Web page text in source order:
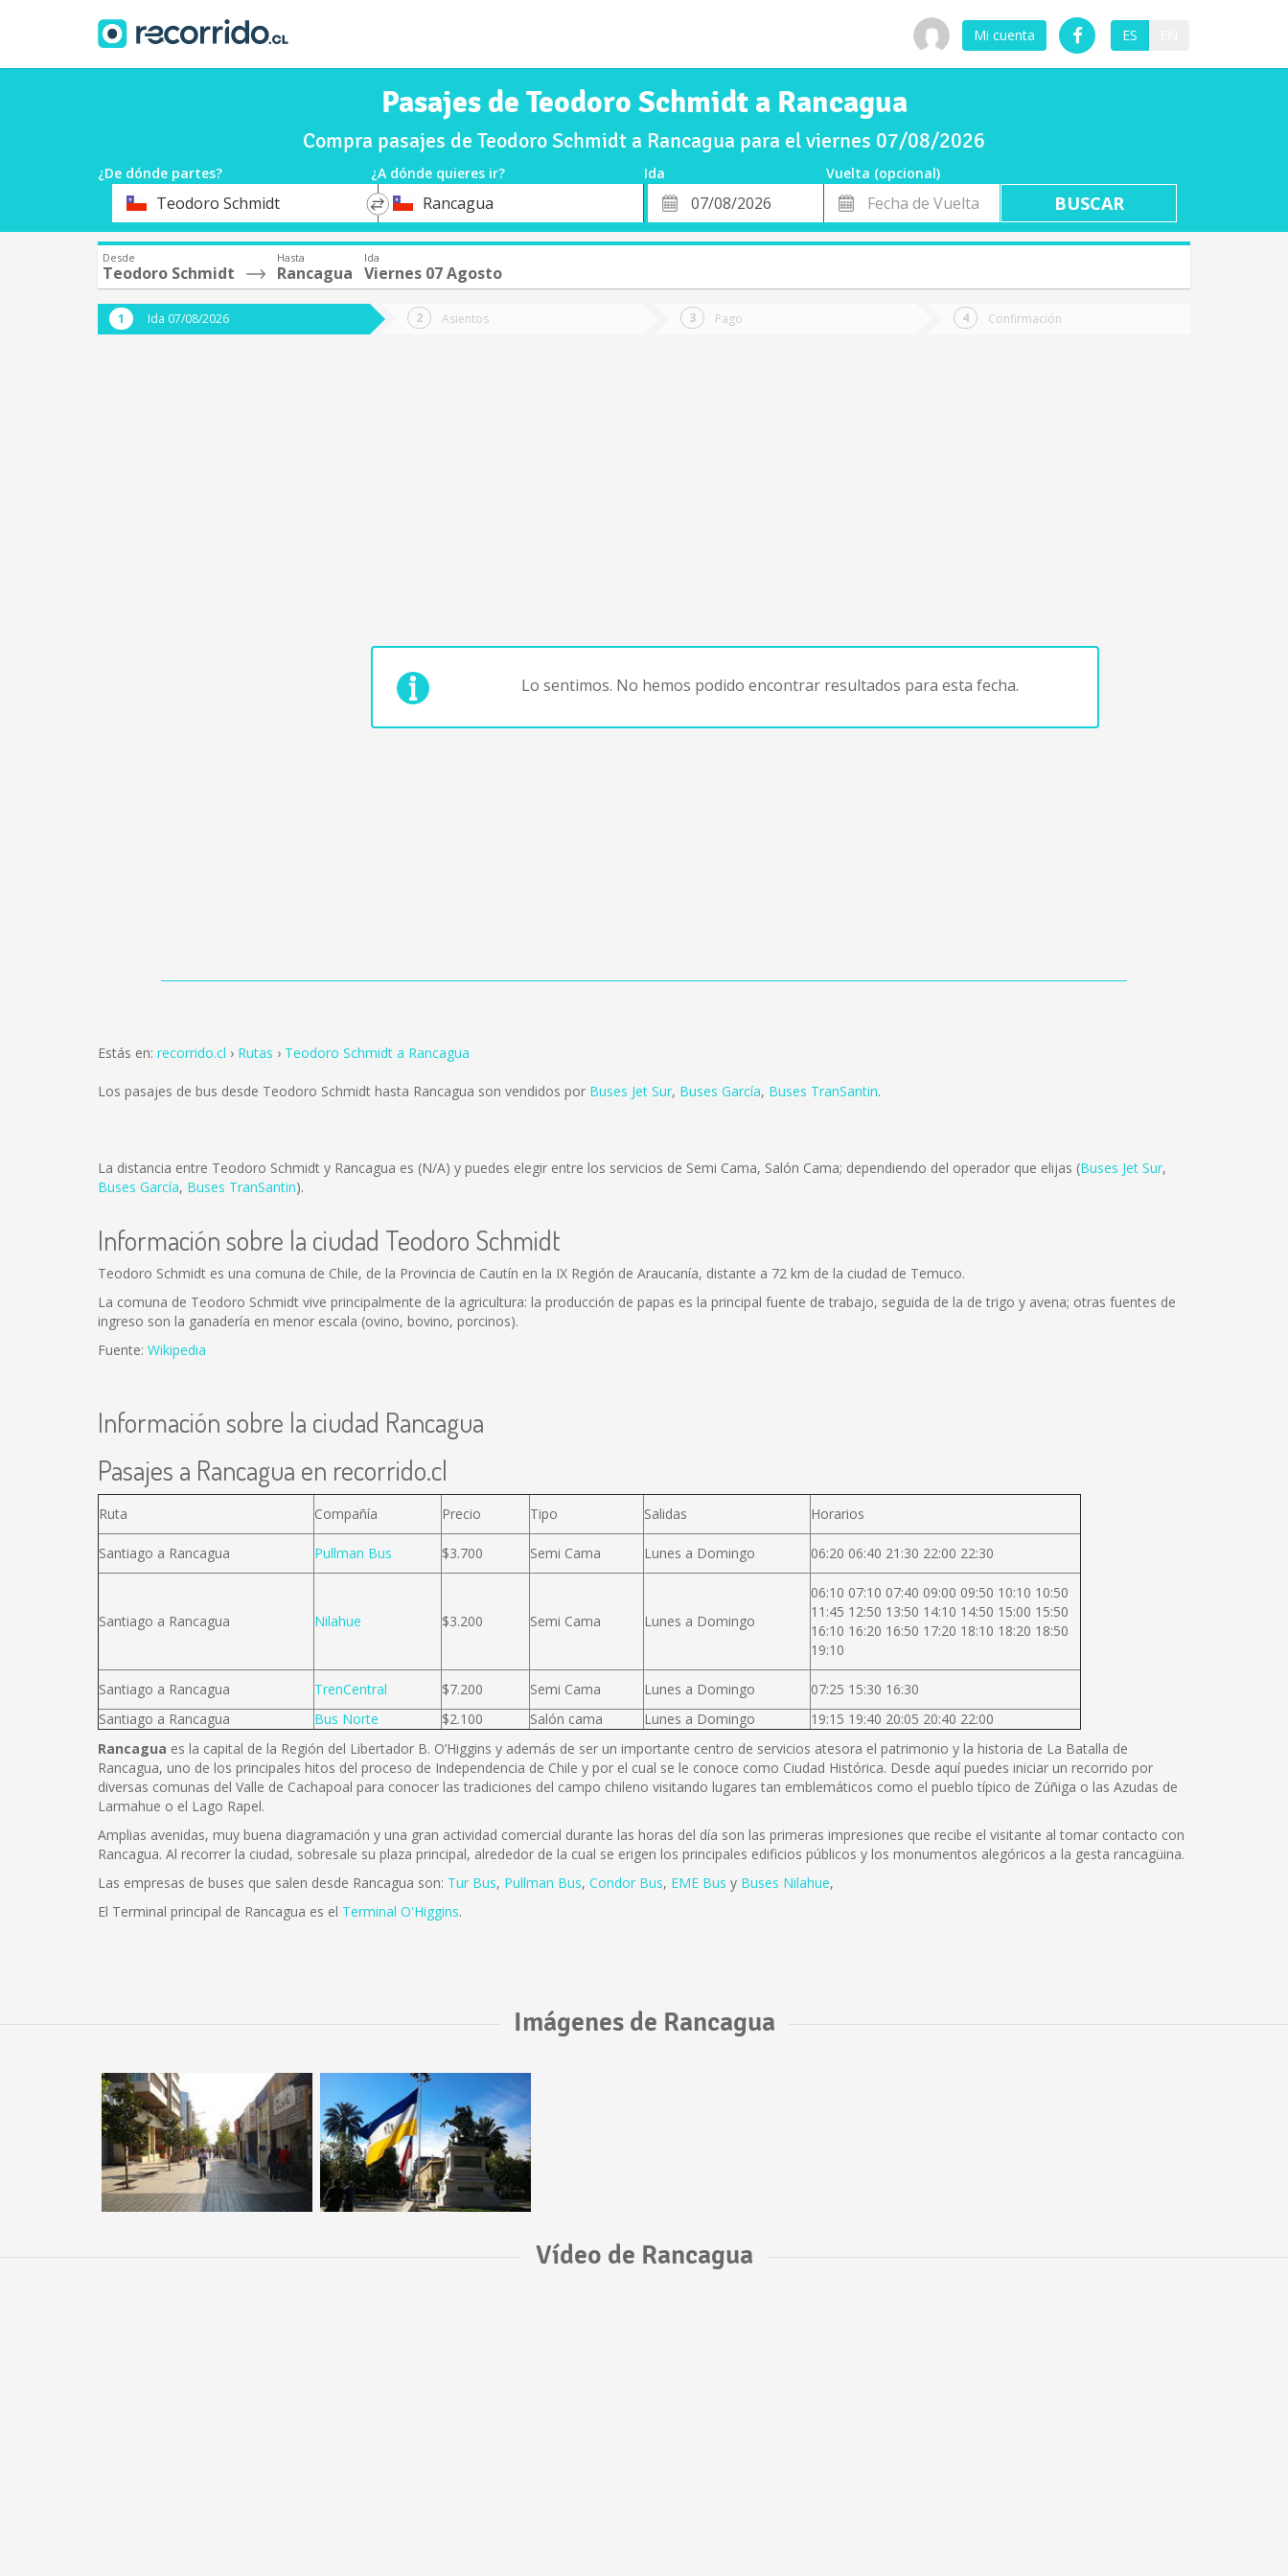
Mi cuenta ES
Pasajes de Teodoro Schmidt a Rancagua
Compra pasajes de Teodoro Schmidt a Rancagua para el viernes 07/08/2026
¿De dónde partes? ¿A dónde quieres ir? Ida
Vuelta (opcional)
Origen Teodoro Schmidt
*
DestinoRancagua
Fecha
de
Fecha
de
Vuelta
Desde
Teodoro Schmidt
Hasta
Rancagua
Ida
Viernes 07 Agosto
Ida 07/08/2026 Asientos Pago Confirmación
Lo sentimos. No hemos podido encontrar resultados para esta fecha.
Estás en: recorrido.cl Rutas Teodoro Schmidt a Rancagua
Los pasajes de bus desde Teodoro Schmidt hasta Rancagua son vendidos por Buses Jet Sur, Buses García, Buses TranSantin.
La distancia entre Teodoro Schmidt y Rancagua es (N/A) y puedes elegir entre los servicios de Semi Cama, Salón Cama; dependiendo del operador que elijas (Buses Jet Sur,
Buses García, Buses TranSantin).
Información sobre la ciudad Teodoro Schmidt
Teodoro Schmidt es una comuna de Chile, de la Provincia de Cautín en la IX Región de Araucanía, distante a 72 km de la ciudad de Temuco.
La comuna de Teodoro Schmidt vive principalmente de la agricultura: la producción de papas es la principal fuente de trabajo, seguida de la de trigo y avena; otras fuentes de
ingreso son la ganadería en menor escala (ovino, bovino, porcinos).
Fuente: Wikipedia
Información sobre la ciudad Rancagua
Pasajes a Rancagua en recorrido.cl
Ruta Compañía Precio Tipo Salidas Horarios
Santiago a Rancagua Pullman Bus $3.700 Semi Cama Lunes a Domingo 06:20 06:40 21:30 22:00 22:30
Santiago a Rancagua Nilahue $3.200 Semi Cama Lunes a Domingo
06:10 07:10 07:40 09:00 09:50 10:10 10:50
11:45 12:50 13:50 14:10 14:50 15:00 15:50
16:10 16:20 16:50 17:20 18:10 18:20 18:50
19:10
Santiago a Rancagua TrenCentral $7.200 Semi Cama Lunes a Domingo
07:25 15:30 16:30
Santiago a Rancagua
Bus Norte $2.100 Salón cama Lunes a Domingo
19:15 19:40 20:05 20:40 22:00
Rancagua es la capital de la Región del Libertador B. O’Higgins y además de ser un importante centro de servicios atesora el patrimonio y la historia de La Batalla de
Rancagua, uno de los principales hitos del proceso de Independencia de Chile y por el cual se le conoce como Ciudad Histórica. Desde aquí puedes iniciar un recorrido por
diversas comunas del Valle de Cachapoal para conocer las tradiciones del campo chileno visitando lugares tan emblemáticos como el pueblo típico de Zúñiga o las Azudas de
Larmahue o el Lago Rapel.
Amplias avenidas, muy buena diagramación y una gran actividad comercial durante las horas del día son las primeras impresiones que recibe el visitante al tomar contacto con
Rancagua. Al recorrer la ciudad, sobresale su plaza principal, alrededor de la cual se erigen los principales edificios públicos y los monumentos alegóricos a la gesta rancagüina.
Las empresas de buses que salen desde Rancagua son: Tur Bus, Pullman Bus, Condor Bus, EME Bus y Buses Nilahue,
El Terminal principal de Rancagua es el Terminal O'Higgins.
Imágenes de Rancagua
Vídeo de Rancagua